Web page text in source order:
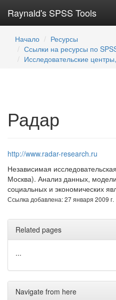
Raynald's SPSS Tools
Начало
Ресурсы
Ссылки на ресурсы по
Исследовательские
Радар
http://www.radar-research.ru
Независимая
Москва). Анализ данных,
социальных и экономических
Ссылка добавлена: 27 января 2009 г.
Related pages
...
Navigate from here